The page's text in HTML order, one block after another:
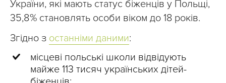
України, які мають статус біженців у Польщі,
35,8 % становлять особи віком до 18 років.
Згідно з останніми даними:
місцеві польські школи відвідують
майже 113 тисяч українських дітей-